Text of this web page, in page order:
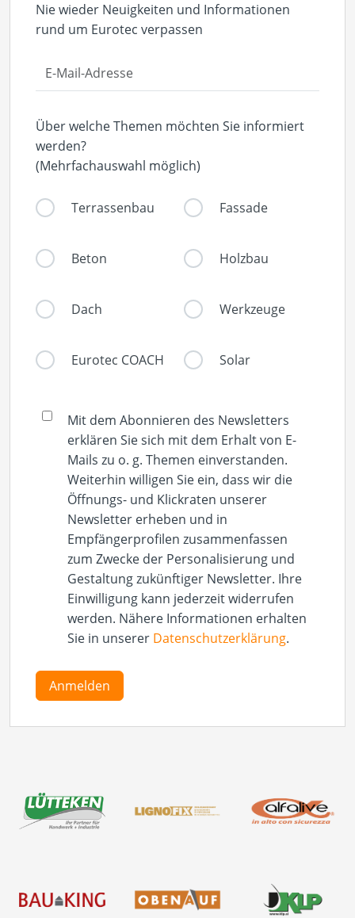
Nie wieder Neuigkeiten und Informationen
rund um Eurotec verpassen
Über welche Themen möchten Sie informiert
werden?
(Mehrfachauswahl möglich)
Terrassenbau Fassade
Beton Holzbau
Dach Werkzeuge
Eurotec COACH Solar
Mit dem Abonnieren des Newsletters
erklären Sie sich mit dem Erhalt von E-
Mails zu o. g. Themen einverstanden.
Weiterhin willigen Sie ein, dass wir die
Öffnungs- und Klickraten unserer
Newsletter erheben und in
Empfängerprofilen zusammenfassen
zum Zwecke der Personalisierung und
Gestaltung zukünftiger Newsletter. Ihre
Einwilligung kann jederzeit widerrufen
werden. Nähere Informationen erhalten
Sie in unserer Datenschutzerklärung.